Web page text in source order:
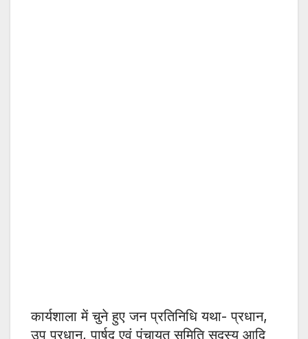
कार्यशाला में चुने हुए जन प्रतिनिधि यथा- प्रधान,
उप प्रधान, पार्षद एवं पंचायत समिति सदस्य आदि